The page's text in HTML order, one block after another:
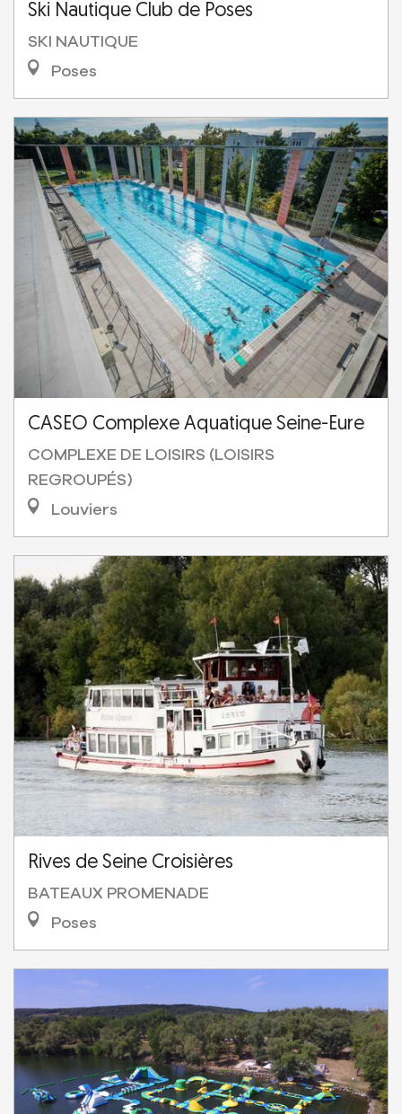
Ski Nautique Club de Poses
SKI NAUTIQUE
Poses
CASEO Complexe Aquatique Seine-Eure
COMPLEXE DE LOISIRS (LOISIRS
REGROUPÉS)
Louviers
Rives de Seine Croisières
BATEAUX PROMENADE
Poses